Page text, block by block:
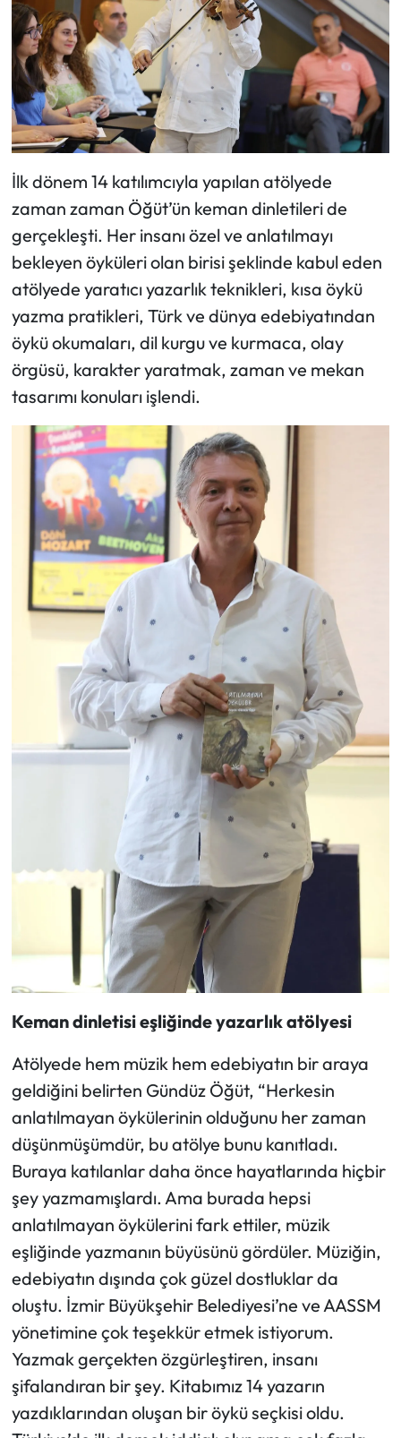
İlk dönem 14 katılımcıyla yapılan atölyede
zaman zaman Öğüt’ün keman dinletileri de
gerçekleşti. Her insanı özel ve anlatılmayı
bekleyen öyküleri olan birisi şeklinde kabul eden
atölyede yaratıcı yazarlık teknikleri, kısa öykü
yazma pratikleri, Türk ve dünya edebiyatından
öykü okumaları, dil kurgu ve kurmaca, olay
örgüsü, karakter yaratmak, zaman ve mekan
tasarımı konuları işlendi.
Keman dinletisi eşliğinde yazarlık atölyesi
Atölyede hem müzik hem edebiyatın bir araya
geldiğini belirten Gündüz Öğüt, “Herkesin
anlatılmayan öykülerinin olduğunu her zaman
düşünmüşümdür, bu atölye bunu kanıtladı.
Buraya katılanlar daha önce hayatlarında hiçbir
şey yazmamışlardı. Ama burada hepsi
anlatılmayan öykülerini fark ettiler, müzik
eşliğinde yazmanın büyüsünü gördüler. Müziğin,
edebiyatın dışında çok güzel dostluklar da
oluştu. İzmir Büyükşehir Belediyesi’ne ve AASSM
yönetimine çok teşekkür etmek istiyorum.
Yazmak gerçekten özgürleştiren, insanı
şifalandıran bir şey. Kitabımız 14 yazarın
yazdıklarından oluşan bir öykü seçkisi oldu.